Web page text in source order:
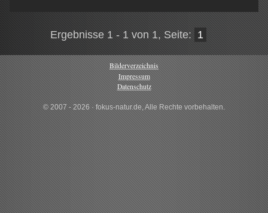
Ergebnisse 1 - 1 von 1, Seite: 1
Bilderverzeichnis
Impressum
Datenschutz
© 2007 - 2026 · fokus-natur.de, Alle Rechte vorbehalten.